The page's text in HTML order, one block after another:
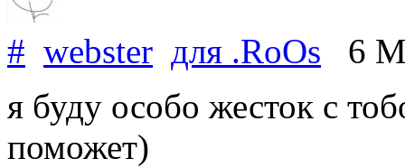
# webster для .RoOs 6
я буду особо жесток с
поможет)